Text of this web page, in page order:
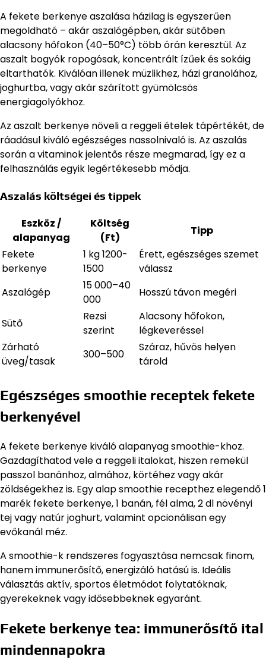
A fekete berkenye aszalása házilag is egyszerűen
megoldható – akár aszalógépben, akár sütőben
alacsony hőfokon (40–50°C) több órán keresztül. Az
aszalt bogyók ropogósak, koncentrált ízűek és sokáig
eltarthatók. Kiválóan illenek müzlikhez, házi granolához,
joghurtba, vagy akár szárított gyümölcsös
energiagolyókhoz.
Az aszalt berkenye növeli a reggeli ételek tápértékét, de
ráadásul kiváló egészséges nassolnivaló is. Az aszalás
során a vitaminok jelentős része megmarad, így ez a
felhasználás egyik legértékesebb módja.
Aszalás költségei és tippek
Eszköz /
alapanyag
Költség
(Ft)
Tipp
Fekete
berkenye
1 kg 1200-
1500
Érett, egészséges szemet
válassz
Aszalógép
15 000–40
000
Hosszú távon megéri
Sütő
Rezsi
szerint
Alacsony hőfokon,
légkeveréssel
Zárható
üveg/tasak
300–500
Száraz, hűvös helyen
tárold
Egészséges smoothie receptek fekete
berkenyével
A fekete berkenye kiváló alapanyag smoothie-khoz.
Gazdagíthatod vele a reggeli italokat, hiszen remekül
passzol banánhoz, almához, körtéhez vagy akár
zöldségekhez is. Egy alap smoothie recepthez elegendő 1
marék fekete berkenye, 1 banán, fél alma, 2 dl növényi
tej vagy natúr joghurt, valamint opcionálisan egy
evőkanál méz.
A smoothie-k rendszeres fogyasztása nemcsak finom,
hanem immunerősítő, energizáló hatású is. Ideális
választás aktív, sportos életmódot folytatóknak,
gyerekeknek vagy idősebbeknek egyaránt.
Fekete berkenye tea: immunerősítő ital
mindennapokra